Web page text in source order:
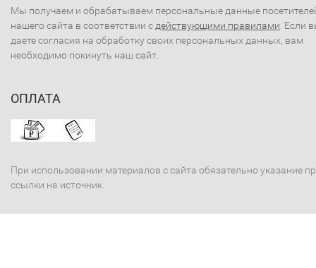
Мы получаем и обрабатываем персональные данные
нашего сайта в соответствии с действующими правилами . Если
даете согласия на обработку своих персональных данных, вам
необходимо покинуть наш сайт.
ОПЛАТА
При использовании материалов с сайта обязательно указание
ссылки на источник.